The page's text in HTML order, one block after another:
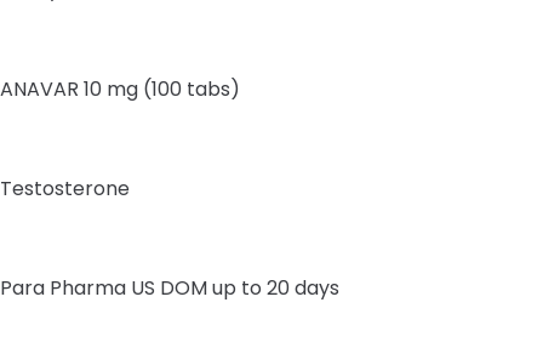
ANAVAR 10 mg (100 tabs)
Testosterone
Para Pharma US DOM up to 20 days